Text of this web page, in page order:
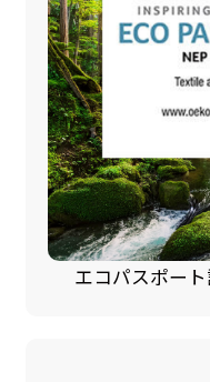
エコパスポー